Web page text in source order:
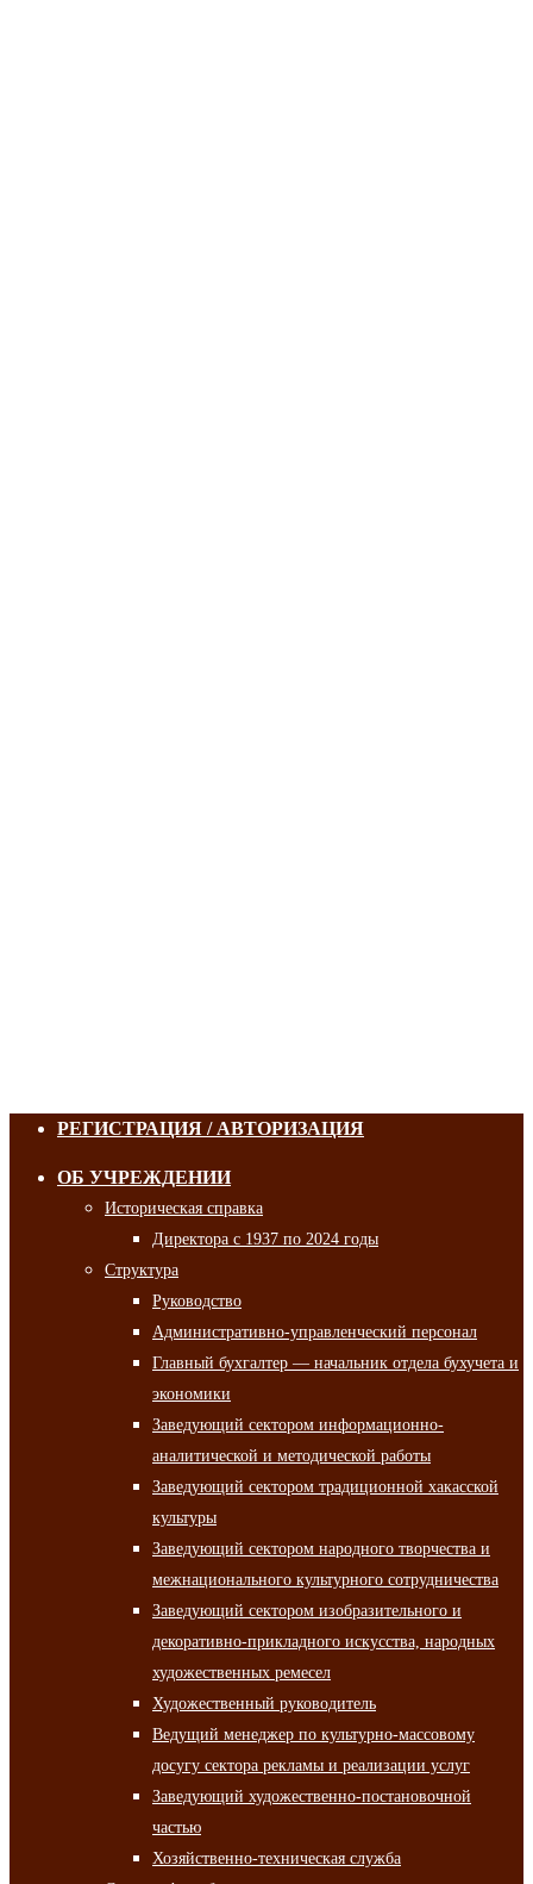
РЕГИСТРАЦИЯ / АВТОРИЗАЦИЯ
ОБ УЧРЕЖДЕНИИ
Историческая справка
Директора с 1937 по 2024 годы
Структура
Руководство
Административно-управленческий персонал
Главный бухгалтер — начальник отдела бухучета и
экономики
Заведующий сектором информационно-
аналитической и методической работы
Заведующий сектором традиционной хакасской
культуры
Заведующий сектором народного творчества и
межнационального культурного сотрудничества
Заведующий сектором изобразительного и
декоративно-прикладного искусства, народных
художественных ремесел
Художественный руководитель
Ведущий менеджер по культурно-массовому
досугу сектора рекламы и реализации услуг
Заведующий художественно-постановочной
частью
Хозяйственно-техническая служба